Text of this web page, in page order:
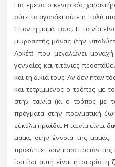
Για εμένα ο κεντρικός
ούτε το αγοράκι ούτε η πολύ
Ήταν η μαμά τους. Η ταινία
μικροαστής μάνας (την
Αρκέτ) που μεγαλώνει
γενναίες και τιτάνιες
και τη δικιά τους. Αν δεν ήταν
και τετριμμένος ο τρόπος με
στην ταινία (κι ο τρόπος με
πράγματα στην πραγματική
εύκολα ηρωίδα. Η ταινία είναι
μαμά, στην έννοια της μαμάς.
προκύπτει σαν παραπροϊόν της
ίσα ίσα, αυτή είναι η ιστορία,